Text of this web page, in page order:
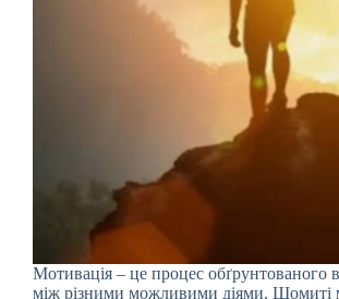
Мотивація – це процес обґрунтованого
між різними можливими діями. Щомиті